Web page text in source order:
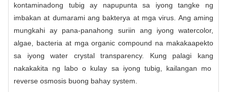
kontaminadong tubig ay napupunta sa iyong tangke ng
imbakan at dumarami ang bakterya at mga virus. Ang aming
mungkahi ay pana-panahong suriin ang iyong watercolor,
algae, bacteria at mga organic compound na makakaapekto
sa iyong water crystal transparency. Kung palagi kang
nakakakita ng labo o kulay sa iyong tubig, kailangan mo
reverse osmosis buong bahay system